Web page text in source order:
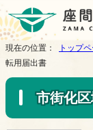
現在の位置： トップ
転用届出書
市街化